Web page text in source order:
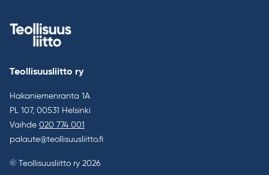
Teollisuusliitto ry
Hakaniemenranta 1A
PL 107, 00531 Helsinki
Vaihde 020 774 001
palaute@teollisuusliitto.fi
© Teollisuusliitto ry 2026